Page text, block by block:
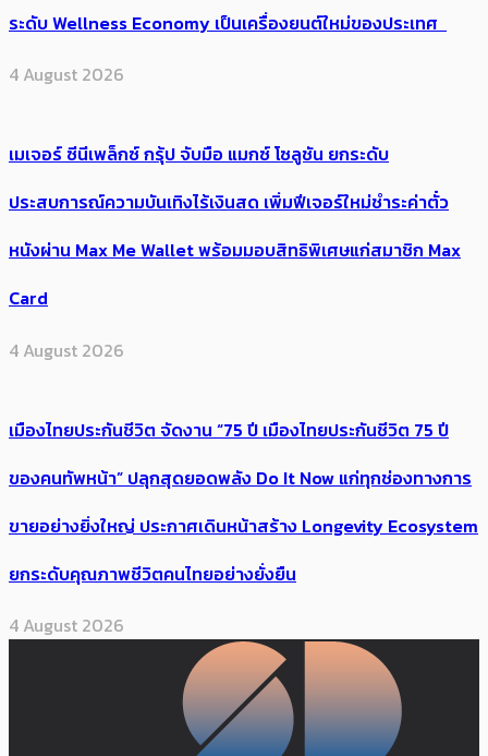
ระดับ Wellness Economy เป็นเครื่องยนต์ใหม่ของประเทศ
4 August 2026
เมเจอร์ ซีนีเพล็กซ์ กรุ้ป จับมือ แมกซ์ โซลูชัน ยกระดับ
ประสบการณ์ความบันเทิงไร้เงินสด เพิ่มฟีเจอร์ใหม่ชำระค่าตั๋ว
หนังผ่าน Max Me Wallet พร้อมมอบสิทธิพิเศษแก่สมาชิก Max
Card
4 August 2026
เมืองไทยประกันชีวิต จัดงาน “75 ปี เมืองไทยประกันชีวิต 75 ปี
ของคนทัพหน้า” ปลุกสุดยอดพลัง Do It Now แก่ทุกช่องทางการ
ขายอย่างยิ่งใหญ่ ประกาศเดินหน้าสร้าง Longevity Ecosystem
ยกระดับคุณภาพชีวิตคนไทยอย่างยั่งยืน
4 August 2026